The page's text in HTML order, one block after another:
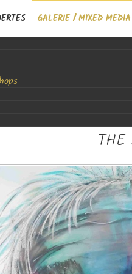
GALERIE / MIXED MEDIA
Sicht der Künstlerin /
/ Powerpainting /
THE